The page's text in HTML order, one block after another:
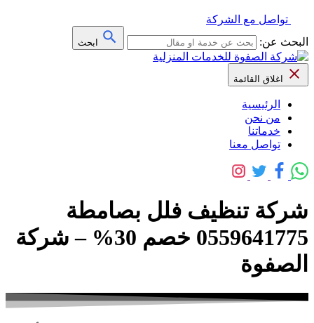
تواصل مع الشركة
البحث عن:
ابحث
اغلاق القائمة
الرئيسية
من نحن
خدماتنا
تواصل معنا
شركة تنظيف فلل بصامطة
0559641775 خصم 30% – شركة
الصفوة